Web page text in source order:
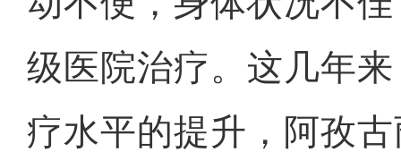
级医院治疗。这几年
疗水平的提升，阿孜